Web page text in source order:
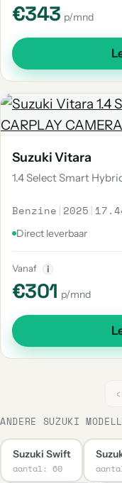
€343 p/mnd
Suzuki Vitara
1.4 Select Smart
Benzine | 2025 |
Direct leverbaar
Vanaf i
€301 p/mnd
‹
ANDERE SUZUKI
Suzuki Swift
aantal: 60